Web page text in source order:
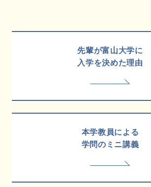
先輩が富山大学に
入学を決めた理由
本学教員による
学問のミニ講義